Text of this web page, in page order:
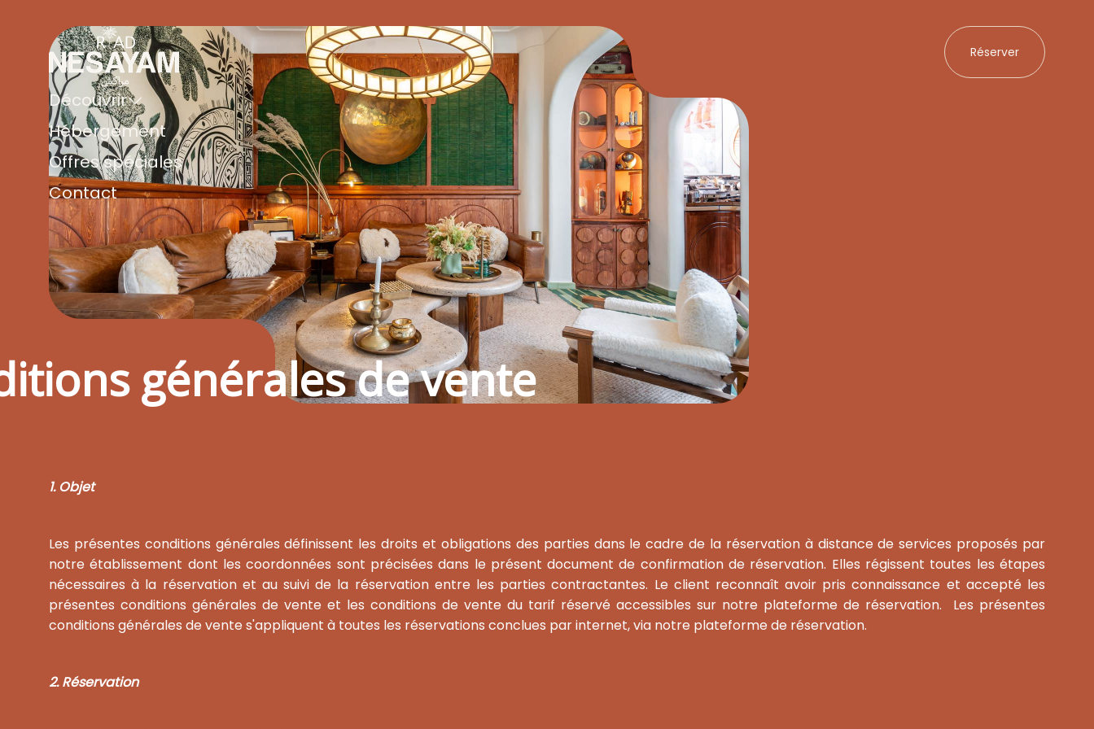
Découvrir
Hébergement
Offres spéciales
Contact
Réserver
générales de vente
1. Objet
Les présentes conditions générales définissent les droits et obligations des parties dans le cadre de la réservation à distance de services proposés par
notre établissement dont les coordonnées sont précisées dans le présent document de confirmation de réservation. Elles régissent toutes les étapes
nécessaires à la réservation et au suivi de la réservation entre les parties contractantes. Le client reconnaît avoir pris connaissance et accepté les
présentes conditions générales de vente et les conditions de vente du tarif réservé accessibles sur notre plateforme de réservation. Les présentes
conditions générales de vente s'appliquent à toutes les réservations conclues par internet, via notre plateforme de réservation.
2. Réservation